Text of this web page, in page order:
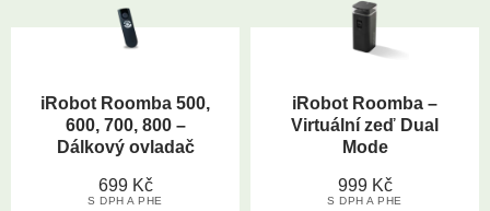
iRobot Roomba 500,
600, 700, 800 –
Dálkový ovladač
699 Kč
S DPH A PHE
iRobot Roomba –
Virtuální zeď Dual
Mode
999 Kč
S DPH A PHE